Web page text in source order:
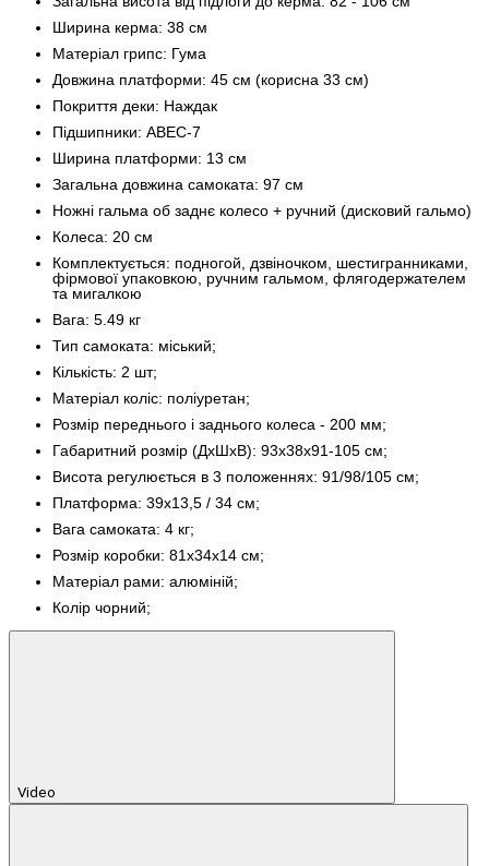
Ширина керма: 38 см
Матеріал грипс: Гума
Довжина платформи: 45 см (корисна 33 см)
Покриття деки: Наждак
Підшипники: ABEC-7
Ширина платформи: 13 см
Загальна довжина самоката: 97 см
Ножні гальма об заднє колесо + ручний (дисковий гальмо)
Колеса: 20 см
Комплектується: подногой, дзвіночком, шестигранниками,
фірмової упаковкою, ручним гальмом, флягодержателем
та мигалкою
Вага: 5.49 кг
Тип самоката: міський;
Кількість: 2 шт;
Матеріал коліс: поліуретан;
Розмір переднього і заднього колеса - 200 мм;
Габаритний розмір (ДхШхВ): 93х38х91-105 см;
Висота регулюється в 3 положеннях: 91/98/105 см;
Платформа: 39х13,5 / 34 см;
Вага самоката: 4 кг;
Розмір коробки: 81х34х14 см;
Матеріал рами: алюміній;
Колір чорний;
Video